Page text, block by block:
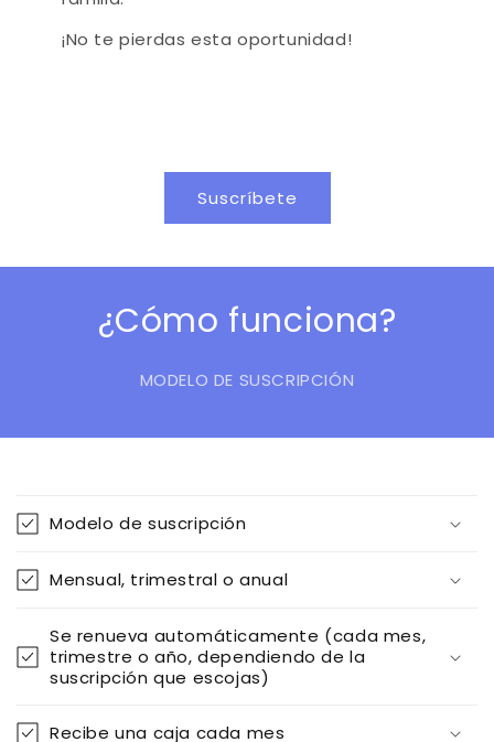
¡No te pierdas esta oportunidad!
Suscríbete
¿Cómo funciona?
MODELO DE SUSCRIPCIÓN
o
n
t
e
i
Modelo de suscripción
Mensual, trimestral o anual
Se renueva automáticamente (cada mes,
trimestre o año, dependiendo de la
suscripción que escojas)
Recibe una caja cada mes